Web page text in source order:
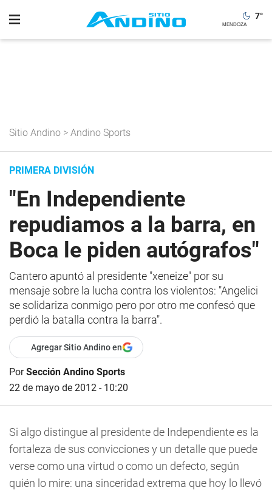
7°
Sitio Andino > Andino Sports
PRIMERA DIVISIÓN
"En Independiente
repudiamos a la barra, en
Boca le piden autógrafos"
Cantero apuntó al presidente "xeneize" por su
mensaje sobre la lucha contra los violentos: "Angelici
se solidariza conmigo pero por otro me confesó que
perdió la batalla contra la barra".
Agregar Sitio Andino en
PorSección Andino Sports
22 de mayo de 2012 - 10:20
Si algo distingue al presidente de Independiente es la
fortaleza de sus convicciones y un detalle que puede
verse como una virtud o como un defecto, según
quién lo mire: una sinceridad extrema que hoy lo llevó